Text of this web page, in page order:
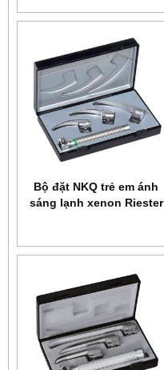
Bộ đặt NKQ trẻ em ánh
sáng lạnh xenon Riester